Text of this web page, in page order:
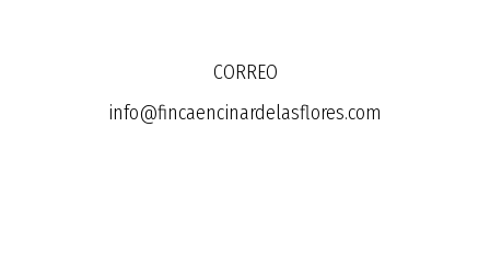
CORREO
info@fincaencinardelasflores.com